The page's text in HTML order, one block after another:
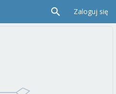
Zaloguj się